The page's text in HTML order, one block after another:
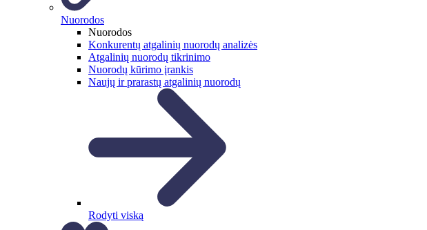
Nuorodos
Nuorodos
Konkurentų atgalinių nuorodų analizės
Atgalinių nuorodų tikrinimo
Nuorodų kūrimo įrankis
Naujų ir prarastų atgalinių nuorodų
Rodyti viską